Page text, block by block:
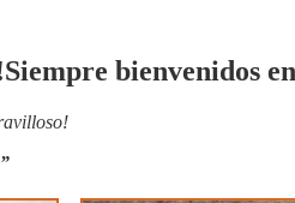
bienvenidos